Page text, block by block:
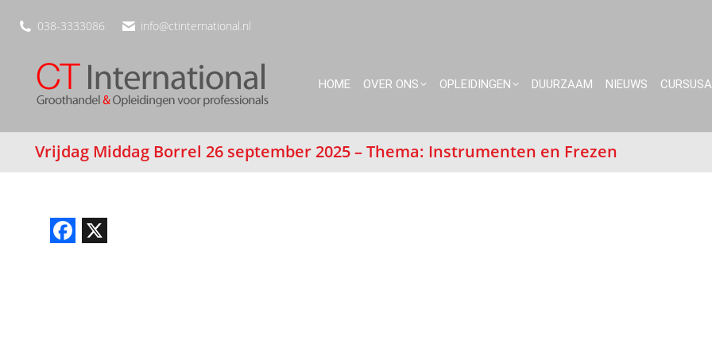
038-3333086 info@ctinternational.nl
HOME OVER ONS OPLEIDINGEN DUURZAAM NIEUWS
Vrijdag Middag Borrel 26 september 2025 – Thema: Instrumenten en Frezen